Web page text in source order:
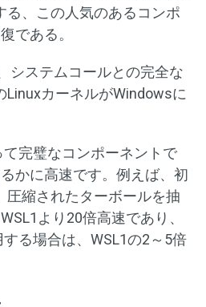
る、この人気のあるコンポ
である。
システムコールとの完全な
LinuxカーネルがWindowsに
完璧なコンポーネントで
かに高速です。例えば、初
圧縮されたターボールを抽
より20倍高速であり、
る場合は、WSL1の2～5倍